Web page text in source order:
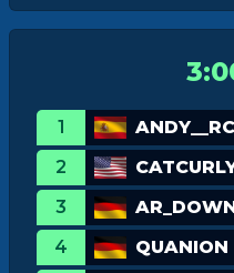
1
2
3
4
QUANION